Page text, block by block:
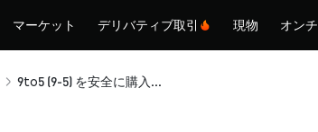
マーケット デリバティブ取引 現物 オン
9to5 (9-5) を安全に購入・保管